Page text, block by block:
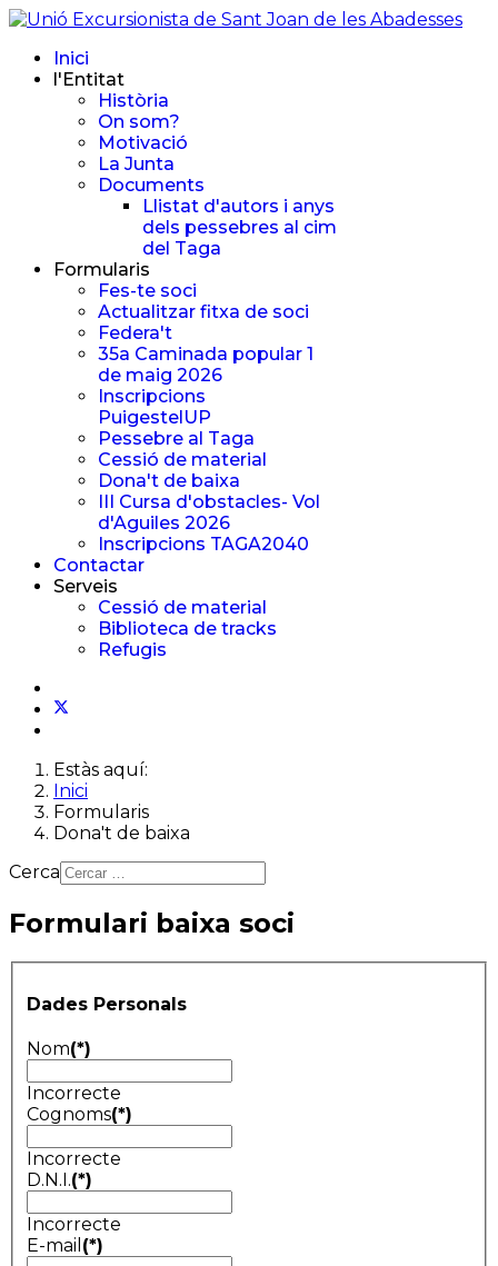
Inici
l'Entitat
Història
On som?
Motivació
La Junta
Documents
Llistat d'autors i anys
dels pessebres al cim
del Taga
Formularis
Fes-te soci
Actualitzar fitxa de soci
Federa't
35a Caminada popular 1
de maig 2026
Inscripcions
PuigestelUP
Pessebre al Taga
Cessió de material
Dona't de baixa
III Cursa d'obstacles- Vol
d'Aguiles 2026
Inscripcions TAGA2040
Contactar
Serveis
Cessió de material
Biblioteca de tracks
Refugis
Estàs aquí:
Inici
Formularis
Dona't de baixa
Cerca
Formulari baixa soci
Dades Personals
Nom(*)
Incorrecte
Cognoms(*)
Incorrecte
D.N.I.(*)
Incorrecte
E-mail (*)